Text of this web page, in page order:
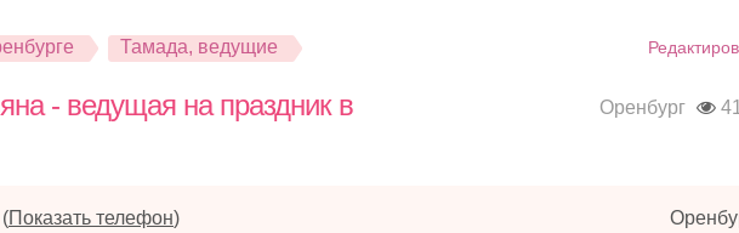
Тамада, ведущие
Оренбург
- ведущая на праздник в
(Показать телефон)